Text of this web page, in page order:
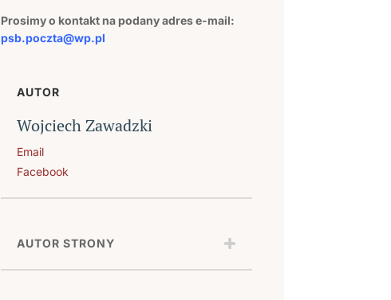
Prosimy o kontakt na podany adres e-mail:
psb.poczta@wp.pl
AUTOR
Wojciech Zawadzki
Email
Facebook
AUTOR STRONY